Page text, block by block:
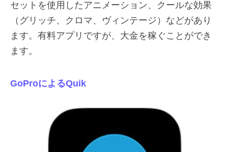
セットを使用したアニメーション、クールな効果
（グリッチ、クロマ、ヴィンテージ）などがあり
ます。有料アプリですが、大金を稼ぐことができ
ます。
GoProによるQuik